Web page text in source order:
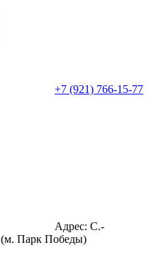
+7 (921) 766-15-77
Адрес: С.-
(м. Парк Победы)